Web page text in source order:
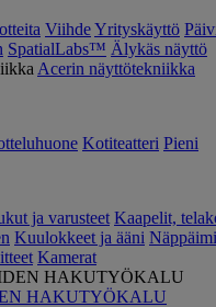
ViihdeYrityskäyttö
SpatialLabs™ Älykäs näyttö
Acerin näyttötekniikka
Kotiteatteri Pieni
ja varusteet Kaapelit,
Kuulokkeet ja ääni
Kamerat
HAKUTYÖKALU